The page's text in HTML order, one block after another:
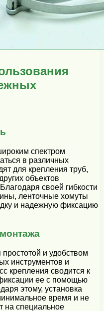
спектром
в различных
для крепления труб,
объектов
своей гибкости
ленточные хомуты
и надежную фиксацию
и удобством
инструментов и
крепления сводится к
ее с помощью
этому, установка
время и не
на специальное